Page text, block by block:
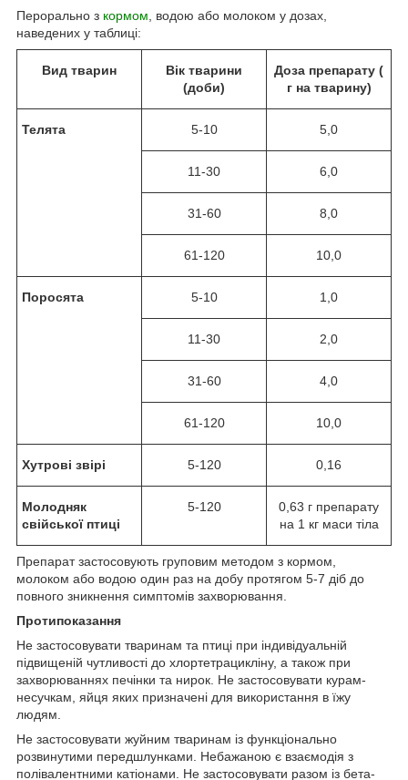
Перорально з кормом, водою або молоком у дозах,
наведених у таблиці:
Вид тварин
Вік тварини
(доби)
Доза препарату (
г на тварину)
Телята 5-10 5,0
11-30 6,0
31-60 8,0
61-120 10,0
Поросята 5-10 1,0
11-30 2,0
31-60 4,0
61-120 10,0
Хутрові звірі 5-120 0,16
Молодняк
свійської птиці
5-120
0,63 г препарату
на 1 кг маси тіла
Препарат застосовують груповим методом з кормом,
молоком або водою один раз на добу протягом 5-7 діб до
повного зникнення симптомів захворювання.
Протипоказання
Не застосовувати тваринам та птиці при індивідуальній
підвищеній чутливості до хлортетрацикліну, а також при
захворюваннях печінки та нирок. Не застосовувати курам-
несучкам, яйця яких призначені для використання в їжу
людям.
Не застосовувати жуйним тваринам із функціонально
розвинутими передшлунками. Небажаною є взаємодія з
полівалентними катіонами. Не застосовувати разом із бета-